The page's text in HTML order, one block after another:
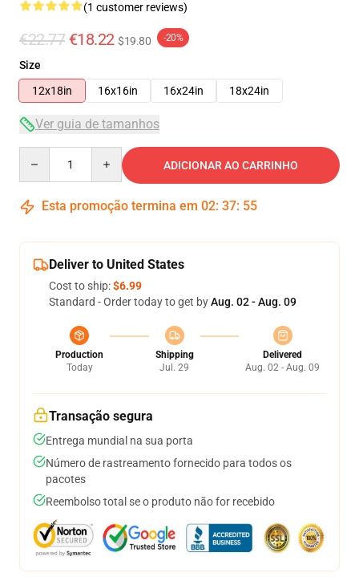
(1 customer reviews)
€22.77 €18.22 $19.80 -20%
Size
12x18in
16x16in 16x24in 18x24in
Ver guia de tamanhos
ADICIONAR AO CARRINHO
Esta promoção termina em 02: 37: 54
Deliver to United States
Cost to ship:$6.99
Standard - Order today to get byAug. 02 - Aug. 09
Production
Today
Shipping
Jul. 29
Delivered
Aug. 02 - Aug. 09
Transação segura
Entrega mundial na sua porta
Número de rastreamento fornecido para todos os
pacotes
Reembolso total se o produto não for recebido